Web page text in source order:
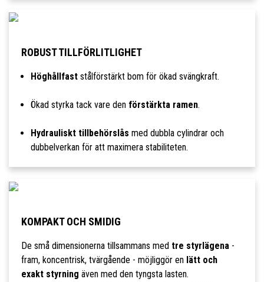
ROBUST TILLFÖRLITLIGHET
Höghållfaststålförstärkt bom för ökad svängkraft.
Ökad styrka tack vare den förstärkta ramen.
Hydrauliskt tillbehörslås med dubbla cylindrar och
dubbelverkan för att maximera stabiliteten.
KOMPAKT OCH SMIDIG
De små dimensionerna tillsammans med tre styrlägena-
fram, koncentrisk, tvärgående - möjliggör en lätt och
exakt styrning även med den tyngsta lasten.